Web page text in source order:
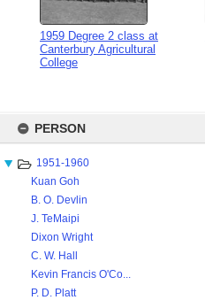
content
PERSON
1951-1960
Kuan Goh
B. O. Devlin
J. TeMaipi
Dixon Wright
C. W. Hall
Kevin Francis O'Co...
P. D. Platt
1959 Degree 2 class at
Canterbury Agricultural
College